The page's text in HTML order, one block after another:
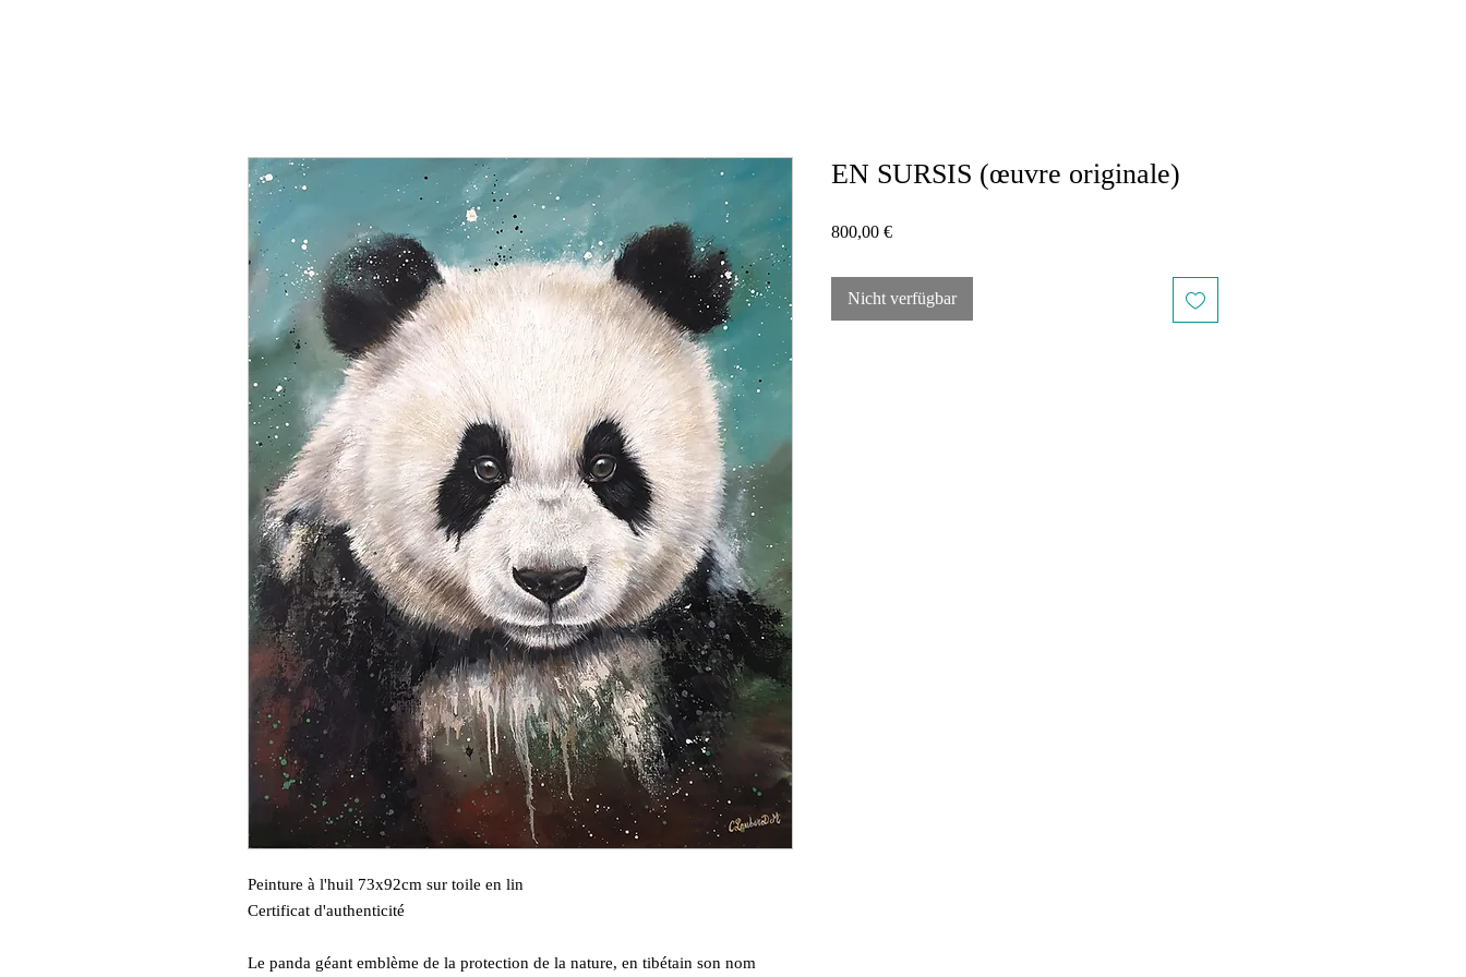
Peinture à l'huil 73x92cm sur toile en lin
Certificat d'authenticité
Le panda géant emblème de la protection de la nature, en tibétain son nom
EN SURSIS (œuvre originale)
800,00 €Preis
Nicht verfügbar